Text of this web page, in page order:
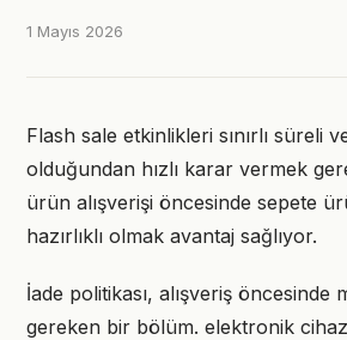
1 Mayıs 2026
Flash sale etkinlikleri sınırlı süreli
olduğundan hızlı karar vermek
ürün alışverişi öncesinde sepete
hazırlıklı olmak avantaj sağlıyor.
İade politikası, alışveriş öncesinde
gereken bir bölüm. elektronik